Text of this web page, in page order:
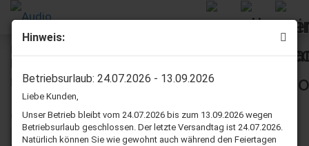
Hinweis:
Betriebsurlaub: 24.07.2026 - 13.09.2026
Liebe Kunden,
Unser Betrieb bleibt vom 24.07.2026 bis zum 13.09.2026 wegen
Betriebsurlaub geschlossen. Der letzte Versandtag ist 24.07.2026.
Natürlich können Sie wie gewohnt auch während den Feiertagen
RFT
Sortieren nach
Sortieren nach 36 pro Seite
pro Seite